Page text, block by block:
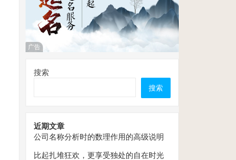
广告
搜索
搜索
近期文章
公司名称分析时的数理作用的高级说明
比起扎堆狂欢，更享受独处的自在时光